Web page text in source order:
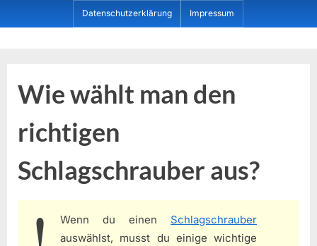
to
Datenschutzerklärung Impressum
Wie wählt man den
richtigen
Schlagschrauber aus?
Wenn du einen Schlagschrauber
auswählst, musst du einige wichtige